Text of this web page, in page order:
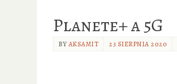
Planete+ a 5G
BYAKSAMIT 23 SIERPNIA 2020